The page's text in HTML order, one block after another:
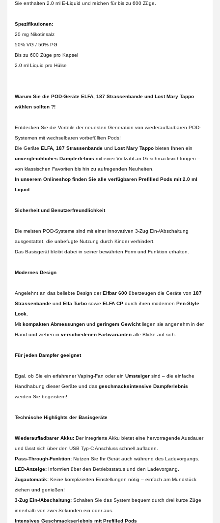
Sie enthalten 2.0 ml E-Liquid und reichen für bis zu 600 Züge.
Spezifikationen:
20 mg Nikotinsalz
50% VG / 50% PG
Bis zu 600 Züge pro Kapsel
2.0 ml Liquid pro Hülse
Warum Sie die POD-Geräte ELFA, 187 Strassenbande und Lost Mary Tappo
wählen sollten ?!
Entdecken Sie die Vorteile der neuesten Generation von wiederaufladbaren POD-
Systemen mit wechselbaren vorbefüllten Pods!
Die Geräte ELFA, 187 Strassenbande und Lost Mary Tappo bieten Ihnen ein
unvergleichliches Dampferlebnis mit einer Vielzahl an Geschmacksrichtungen –
von klassischen Favoriten bis hin zu aufregenden Neuheiten.
In unserem Onlineshop finden Sie alle verfügbaren Prefilled Pods mit 2.0 ml
Liquid.
Sicherheit und Benutzerfreundlichkeit
Die meisten POD-Systeme sind mit einer innovativen 3-Zug Ein-/Abschaltung
ausgestattet, die unbefugte Nutzung durch Kinder verhindert.
Das Basisgerät bleibt dabei in seiner bewährten Form und Funktion erhalten.
Modernes Design
Angelehnt an das beliebte Design derElfbar 600 überzeugen die Geräte von 187
Strassenbande und Elfa Turbo sowie ELFA CP durch ihren modernen Pen-Style
Look.
Mit kompakten Abmessungen und geringem Gewichtliegen sie angenehm in der
Hand und ziehen in verschiedenen Farbvarianten alle Blicke auf sich.
Für jeden Dampfer geeignet
Egal, ob Sie ein erfahrener Vaping-Fan oder ein Umsteiger sind – die einfache
Handhabung dieser Geräte und das geschmacksintensive Dampferlebnis
werden Sie begeistern!
Technische Highlights der Basisgeräte
Wiederaufladbarer Akku: Der integrierte Akku bietet eine hervorragende Ausdauer
und lässt sich über den USB Typ-C Anschluss schnell aufladen.
Pass-Through-Funktion: Nutzen Sie Ihr Gerät auch während des Ladevorgangs.
LED-Anzeige: Informiert über den Betriebsstatus und den Ladevorgang.
Zugautomatik: Keine komplizierten Einstellungen nötig – einfach am Mundstück
ziehen und genießen!
3-Zug Ein-/Abschaltung: Schalten Sie das System bequem durch drei kurze Züge
innerhalb von zwei Sekunden ein oder aus.
Intensives Geschmackserlebnis mit Prefilled Pods